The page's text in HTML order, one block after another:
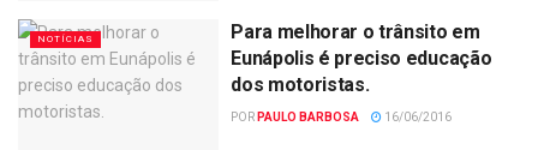
NOTÍCIAS
Para melhorar o trânsito em
Eunápolis é preciso educação
dos motoristas.
POR PAULO BARBOSA 16/06/2016